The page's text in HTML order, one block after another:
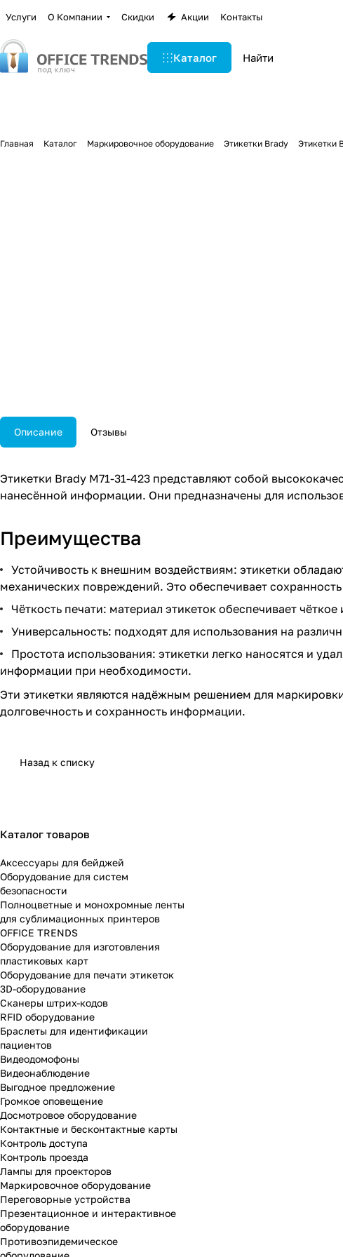
Услуги О Компании Скидки Акции Контакты
Каталог
Главная Каталог Маркировочное оборудование Этикетки Brady Этикетки
Описание Отзывы
Этикетки Brady M71-31-423 представляют собой
нанесённой информации. Они предназначены для
Преимущества
Устойчивость к внешним воздействиям: этикетки
механических повреждений. Это обеспечивает
Чёткость печати: материал этикеток обеспечивает
Универсальность: подходят для использования на
Простота использования: этикетки легко наносятся и
информации при необходимости.
Эти этикетки являются надёжным решением для
долговечность и сохранность информации.
Назад к списку
Каталог товаров
Аксессуары для бейджей
Оборудование для систем
безопасности
Полноцветные и монохромные ленты
для сублимационных принтеров
OFFICE TRENDS
Оборудование для изготовления
пластиковых карт
Оборудование для печати этикеток
3D-оборудование
Cканеры штрих-кодов
RFID оборудование
Браслеты для идентификации
пациентов
Видеодомофоны
Видеонаблюдение
Выгодное предложение
Громкое оповещение
Досмотровое оборудование
Контактные и бесконтактные карты
Контроль доступа
Контроль проезда
Лампы для проекторов
Маркировочное оборудование
Переговорные устройства
Презентационное и интерактивное
оборудование
Противоэпидемическое